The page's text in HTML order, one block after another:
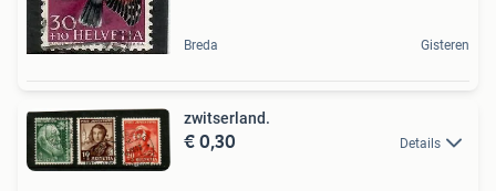
Breda Gisteren
zwitserland.
€ 0,30 Details